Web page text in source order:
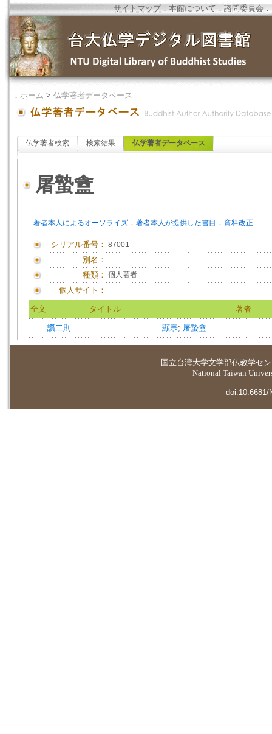
サイトマップ．本館について ．諮問委員会 ．
． ホーム > 仏学著者データベース
仏学著者検索 検索結果 仏学著者データベース
屠蟄盦
著者本人によるオーソライズ ． 著者本人が提供した書目 ． 資料改正
シリアル番号： 87001
別名：
種類： 個人著者
個人サイト：
全文 タイトル 著者
讚二則 顯宗; 屠蟄盦
国立台湾大学文学部仏教学セ
National Taiwan
doi:10.6681/